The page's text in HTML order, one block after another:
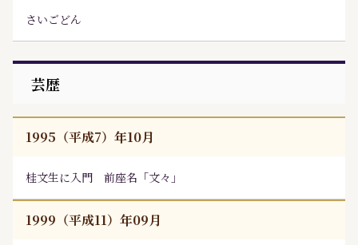
さいごどん
芸歴
1995（平成7）年10月
桂文生に入門 前座名「文々」
1999（平成11）年09月